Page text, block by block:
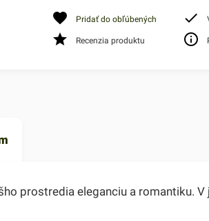
Pridať do obľúbených
Recenzia produktu
prostredia eleganciu a romantiku.